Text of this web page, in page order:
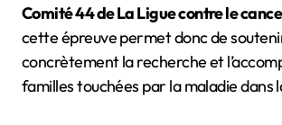
Comité 44 de La Ligue contre le
cette épreuve permet donc de
concrètement la recherche et
familles touchées par la maladie dans